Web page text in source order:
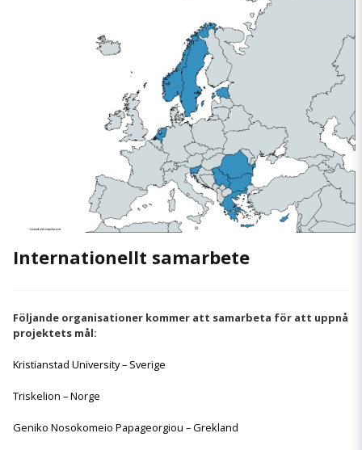
Internationellt samarbete
Följande organisationer kommer att samarbeta för att uppnå
projektets mål:
Kristianstad University – Sverige
Triskelion – Norge
Geniko Nosokomeio Papageorgiou – Grekland